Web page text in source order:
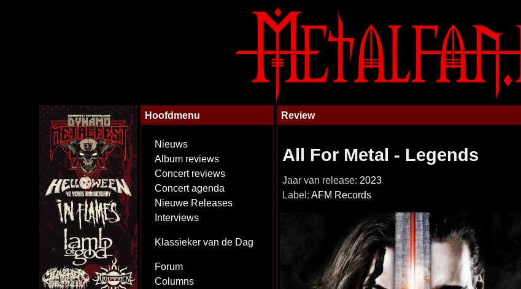
Hoofdmenu
Nieuws
Album reviews
Concert reviews
Concert agenda
Nieuwe Releases
Interviews
Klassieker van de Dag
Forum
Columns
Review
All For Metal - Legends
Jaar van release: 2023
Label: AFM Records